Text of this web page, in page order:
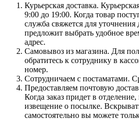
Курьерская доставка.
9:00 до 19:00. Когда товар
служба свяжется для
предложит выбрать удобное
адрес.
Самовывоз из магазина. Для
обратитесь к сотруднику в
номер.
Сотрудничаем с постаматами.
Предоставляем почтовую
Когда заказ придет в
извещение о посылке.
самостоятельно вы можете